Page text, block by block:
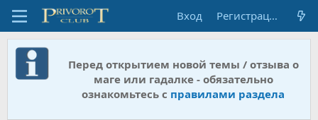
Вход Регистрация
Перед открытием новой темы / отзыва о
маге или гадалке - обязательно
ознакомьтесь с правилами раздела